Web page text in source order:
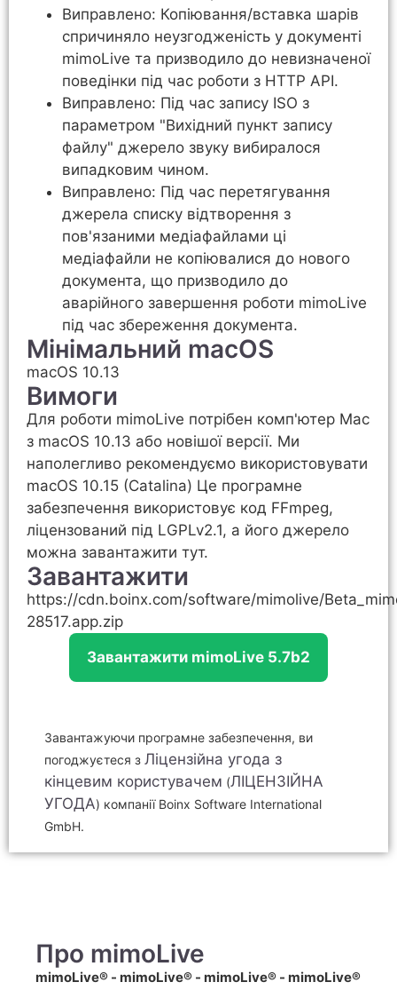
Виправлено: Копіювання/вставка шарів
спричиняло неузгодженість у документі
mimoLive та призводило до невизначеної
поведінки під час роботи з HTTP API.
Виправлено: Під час запису ISO з
параметром "Вихідний пункт запису
файлу" джерело звуку вибиралося
випадковим чином.
Виправлено: Під час перетягування
джерела списку відтворення з
пов'язаними медіафайлами ці
медіафайли не копіювалися до нового
документа, що призводило до
аварійного завершення роботи mimoLive
під час збереження документа.
Мінімальний macOS
macOS 10.13
Вимоги
Для роботи mimoLive потрібен комп'ютер Mac
з macOS 10.13 або новішої версії. Ми
наполегливо рекомендуємо використовувати
macOS 10.15 (Catalina) Це програмне
забезпечення використовує код FFmpeg,
ліцензований під LGPLv2.1, а його джерело
можна завантажити тут.
Завантажити
https://cdn.boinx.com/software/mimolive/
28517.app.zip
Завантажити mimoLive 5.7b2
Завантажуючи програмне забезпечення, ви
погоджуєтеся з Ліцензійна угода з
кінцевим користувачем (ЛІЦЕНЗІЙНА
УГОДА) компанії Boinx Software International
GmbH.
Про mimoLive
mimoLive® - mimoLive® - mimoLive® - mimoLive®